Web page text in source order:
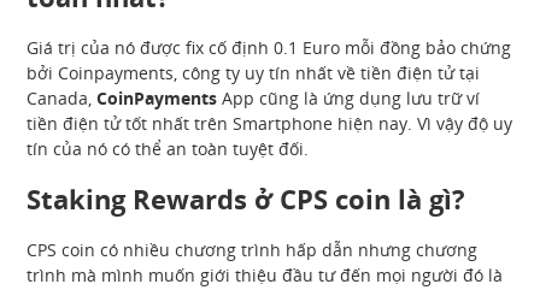
Giá trị của nó được fix cố định 0.1 Euro mỗi đồng bảo chứng
bởi Coinpayments, công ty uy tín nhất về tiền điện tử tại
Canada,CoinPayments App cũng là ứng dụng lưu trữ ví
tiền điện tử tốt nhất trên Smartphone hiện nay. Vì vậy độ uy
tín của nó có thể an toàn tuyệt đối.
Staking Rewards ở CPS coin là gì?
CPS coin có nhiều chương trình hấp dẫn nhưng chương
trình mà mình muốn giới thiệu đầu tư đến mọi người đó là